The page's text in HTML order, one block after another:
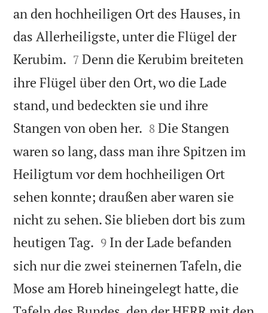
an den hochheiligen Ort des Hauses, in
das Allerheiligste, unter die Flügel der
Kerubim. 

7 Denn die Kerubim breiteten
ihre Flügel über den Ort, wo die Lade
stand, und bedeckten sie und ihre
Stangen von oben her. 

8 Die Stangen
waren so lang, dass man ihre Spitzen im
Heiligtum vor dem hochheiligen Ort
sehen konnte; draußen aber waren sie
nicht zu sehen. Sie blieben dort bis zum
heutigen Tag. 

9 In der Lade befanden
sich nur die zwei steinernen Tafeln, die
Mose am Horeb hineingelegt hatte, die